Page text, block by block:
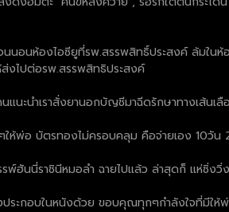
นอนห้องไอซียูที่รพ.สรรพสิทธิ์ประสงค์ ล้มใ
งไปต่อรพ.สรรพสิทธิประสงค์
ะนำเราสั่งยานอกบัญชีมาฉีดรักษาทางเส้นเ
ห้พ่อ บัตรทองไม่ครอบคลุม คือจ่ายเอง 10วัน
ฮันนี่ราชินีหมอลำ ฉายไปแล้ว ล่าสุดก็ แห่ซิ่งวิ่
ระกอบในหนังด้วย ขอบคุณทุกๆกำลังใจที่มีให้พ่